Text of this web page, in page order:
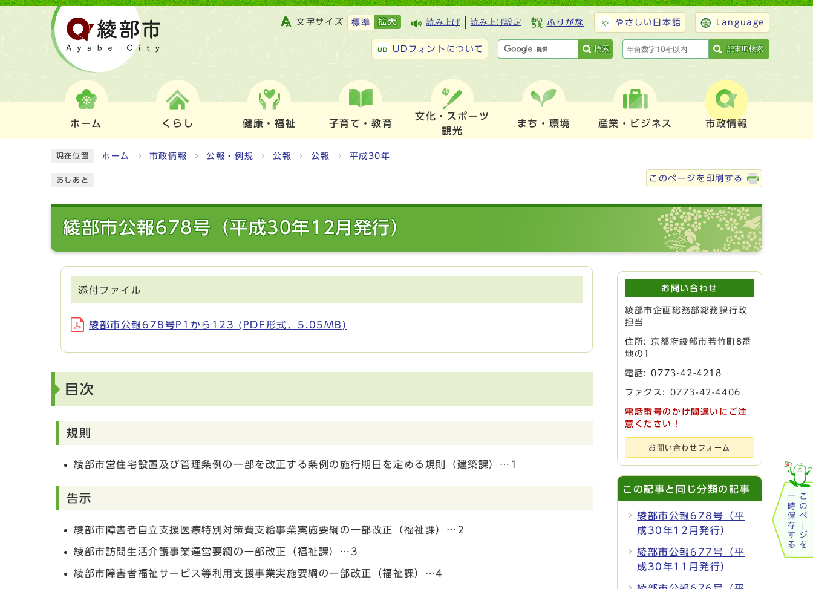
文字サイズ 標準 拡大 読み上げ 読み上げ設定 ふりがな やさしい日本語 Language
UDフォントについて 検索 記事ID検索
ホーム くらし 健康・福祉 子育て・教育
文化・スポーツ
観光
まち・環境 産業・ビジネス 市政情報
現在位置 ホーム 市政情報 公報・例規 公報 公報 平成30年
あしあと このページを印刷する
綾部市公報678号（平成30年12月発行）
添付ファイル
綾部市公報678号P1から123 (PDF形式、5.05MB)
目次
規則
綾部市営住宅設置及び管理条例の一部を改正する条例の施行期日を定める規則（建築課）…1
告示
綾部市障害者自立支援医療特別対策費支給事業実施要綱の一部改正（福祉課）…2
綾部市訪問生活介護事業運営要綱の一部改正（福祉課）…3
綾部市障害者福祉サービス等利用支援事業実施要綱の一部改正（福祉課）…4
お問い合わせ
綾部市企画総務部総務課行政
担当
住所: 京都府綾部市若竹町8番
地の1
電話:0773-42-4218
ファクス: 0773-42-4406
電話番号のかけ間違いにご注
意ください！
お問い合わせフォーム
この記事と同じ分類の記事
綾部市公報678号（平
成30年12月発行）
綾部市公報677号（平
成30年11月発行）